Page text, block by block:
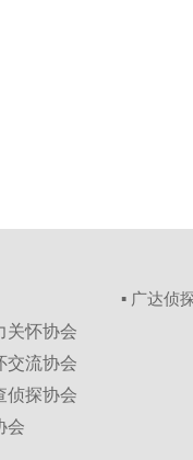
▪ 广达侦
关怀协会
交流协会
侦探协会
会